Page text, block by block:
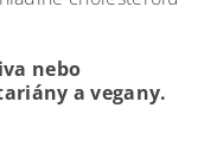
nebo
a vegany.